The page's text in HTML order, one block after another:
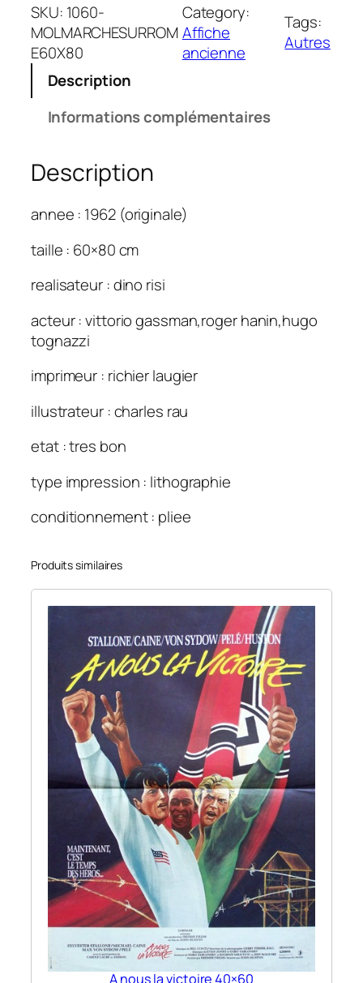
SKU: 1060-
MOLMARCHESURROM
E60X80
Category:
Affiche
ancienne
Tags:
Autres
Description
Informations complémentaires
Description
annee : 1962 (originale)
taille : 60×80 cm
realisateur : dino risi
acteur : vittorio gassman,roger hanin,hugo
tognazzi
imprimeur : richier laugier
illustrateur : charles rau
etat : tres bon
type impression : lithographie
conditionnement : pliee
Produits similaires
A nous la victoire 40×60